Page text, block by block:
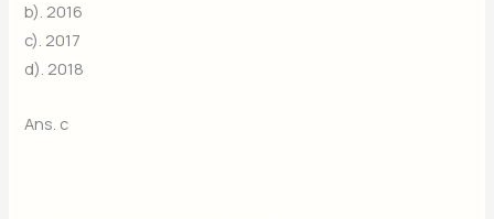
b). 2016
c). 2017
d). 2018
Ans. c